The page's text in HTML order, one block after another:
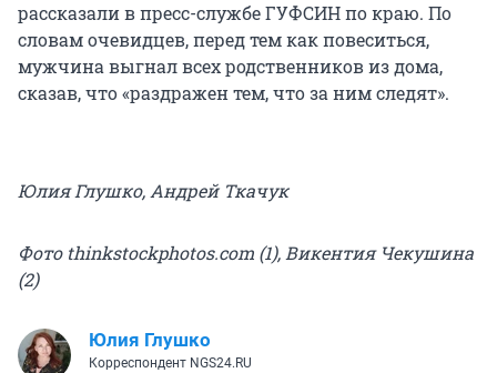
рассказали в пресс-службе ГУФСИН по краю. По
словам очевидцев, перед тем как повеситься,
мужчина выгнал всех родственников из дома,
сказав, что «раздражен тем, что за ним следят».
Юлия Глушко, Андрей Ткачук
Фото thinkstockphotos.com (1), Викентия Чекушина
(2)
Юлия Глушко
Корреспондент NGS24.RU